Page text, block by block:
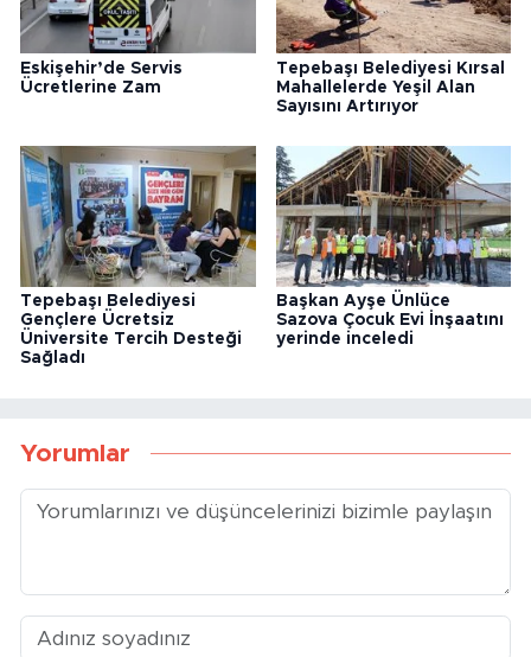
Eskişehir’de Servis
Ücretlerine Zam
Tepebaşı Belediyesi Kırsal
Mahallelerde Yeşil Alan
Sayısını Artırıyor
Tepebaşı Belediyesi
Gençlere Ücretsiz
Üniversite Tercih Desteği
Sağladı
Başkan Ayşe Ünlüce
Sazova Çocuk Evi İnşaatını
yerinde inceledi
Yorumlar